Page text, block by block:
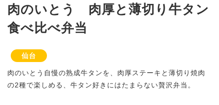
肉のいとう 肉厚と薄切り牛タン
食べ比べ弁当
仙台
肉のいとう自慢の熟成牛タンを、肉厚ステーキと薄切り焼肉
の2種で楽しめる、牛タン好きにはたまらない贅沢弁当。